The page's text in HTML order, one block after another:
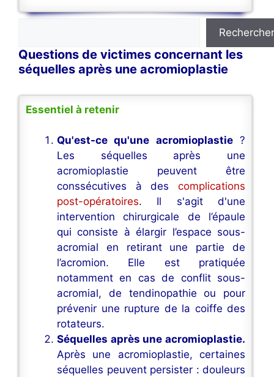
Rechercher
Questions de victimes concernant les
séquelles après une acromioplastie
Essentiel à retenir
Qu'est-ce qu'une acromioplastie?
Les séquelles après une
acromioplastie peuvent être
conssécutives à des complications
post-opératoires. Il s'agit d'une
intervention chirurgicale de l’épaule
qui consiste à élargir l’espace sous-
acromial en retirant une partie de
l’acromion. Elle est pratiquée
notamment en cas de conflit sous-
acromial, de tendinopathie ou pour
prévenir une rupture de la coiffe des
rotateurs.
Séquelles après une acromioplastie.
Après une acromioplastie, certaines
séquelles peuvent persister : douleurs